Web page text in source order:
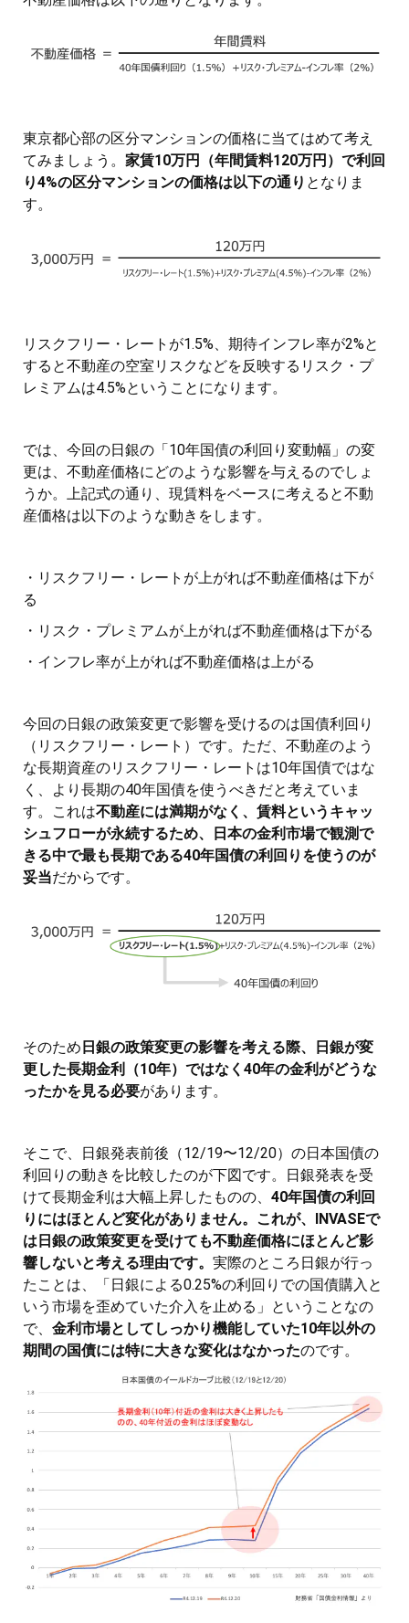
東京都心部の区分マンションの価格に当てはめて考え
てみましょう。 家賃10万円（年間賃料120万円）で利回
り4%の区分マンションの価格は以下の通り となりま
す。
リスクフリー・レートが1.5%、期待インフレ率が2%と
すると不動産の空室リスクなどを反映するリスク・プ
レミアムは4.5%ということになります。
では、今回の日銀の「10年国債の利回り変動幅」の変
更は、不動産価格にどのような影響を与えるのでしょ
うか。上記式の通り、現賃料をベースに考えると不動
産価格は以下のような動きをします。
・リスクフリー・レートが上がれば不動産価格は下が
る
・リスク・プレミアムが上がれば不動産価格は下がる
・インフレ率が上がれば不動産価格は上がる
今回の日銀の政策変更で影響を受けるのは国債利回り
（リスクフリー・レート）です。ただ、不動産のよう
な長期資産のリスクフリー・レートは10年国債ではな
く、より長期の40年国債を使うべきだと考えていま
す。これは不動産には満期がなく、賃料というキャッ
シュフローが永続するため、日本の金利市場で観測で
きる中で最も長期である40年国債の利回りを使うのが
妥当だからです。
そのため 日銀の政策変更の影響を考える際、日銀が変
更した長期金利（10年）ではなく40年の金利がどうな
ったかを見る必要があります。
そこで、日銀発表前後（12/19〜12/20）の日本国債の
利回りの動きを比較したのが下図です。日銀発表を受
けて長期金利は大幅上昇したものの、 40年国債の利回
りにはほとんど変化がありません。これが、INVASEで
は日銀の政策変更を受けても不動産価格にほとんど影
響しないと考える理由です。 実際のところ日銀が行っ
たことは、「日銀による0.25%の利回りでの国債購入と
いう市場を歪めていた介入を止める」ということなの
で、 金利市場としてしっかり機能していた10年以外の
期間の国債には特に大きな変化はなかったのです。